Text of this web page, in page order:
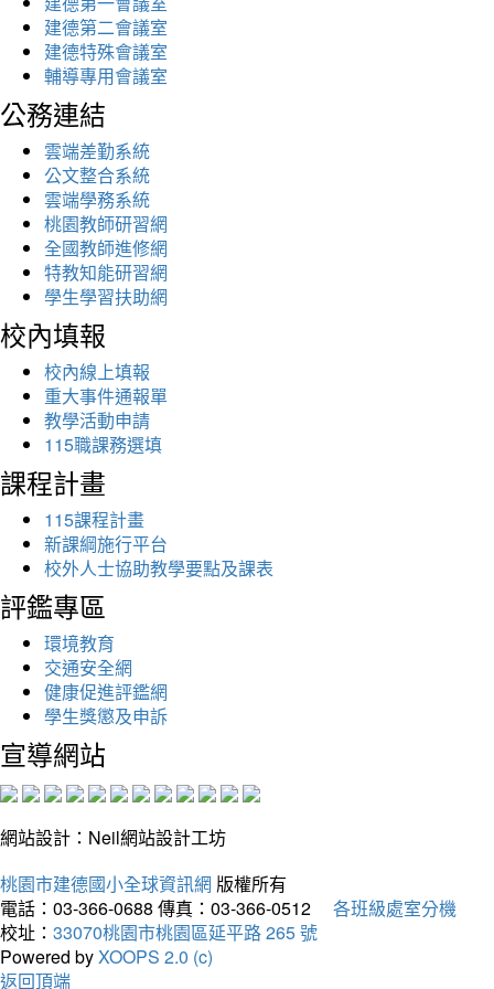
建德第二會議室
建德特殊會議室
輔導專用會議室
公務連結
雲端差勤系統
公文整合系統
雲端學務系統
桃園教師研習網
全國教師進修網
特教知能研習網
學生學習扶助網
校內填報
校內線上填報
重大事件通報單
教學活動申請
115職課務選填
課程計畫
115課程計畫
新課綱施行平台
校外人士協助教學要點及課表
評鑑專區
環境教育
交通安全網
健康促進評鑑網
學生獎懲及申訴
宣導網站
網站設計：Neil網站設計工坊
桃園市建德國小全球資訊網 版權所有
電話：03-366-0688 傳真：03-366-0512
各班級處室分機
校址： 33070桃園市桃園區延平路 265 號
Powered byXOOPS 2.0 (c)
返回頂端